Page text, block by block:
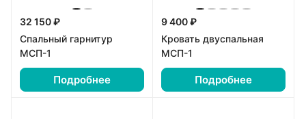
32 150 ₽
Спальный гарнитур
МСП-1
Подробнее
9 400 ₽
Кровать двуспальная
МСП-1
Подробнее